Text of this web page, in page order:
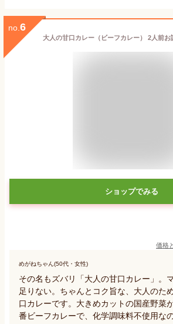
no. 6
ショップでみる
価格
めがねちゃん(50代・女性)
その名もズバリ「大人の甘口カレー」。
足りない。ちゃんとコク旨な、大人のた
口カレーです。大きめカットの国産野菜
番ビーフカレーで、化学調味料不使用な